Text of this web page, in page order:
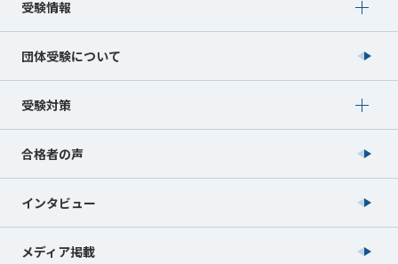
受験情報
Show submenu for 受験情報
団体受験について
受験対策
Show submenu for 受験対策
合格者の声
インタビュー
メディア掲載